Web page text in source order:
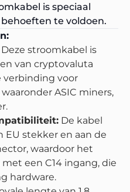
is speciaal
te voldoen.
Deze stroomkabel is
van cryptovaluta
verbinding voor
ASIC miners,
De kabel
EU stekker en aan de
waardoor het
een C14 ingang, die
hardware.